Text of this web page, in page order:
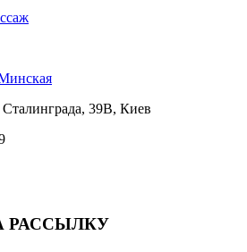
Сталинграда, 39В, Киев
РАССЫЛКУ